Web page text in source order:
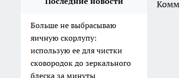
Больше не выбрасываю
яичную скорлупу:
использую ее для чистки
сковородок до зеркального
блеска за минуты